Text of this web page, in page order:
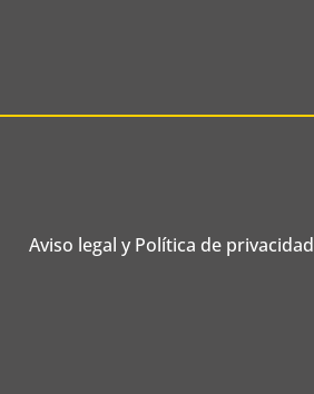
Aviso legal y Política de privacidad